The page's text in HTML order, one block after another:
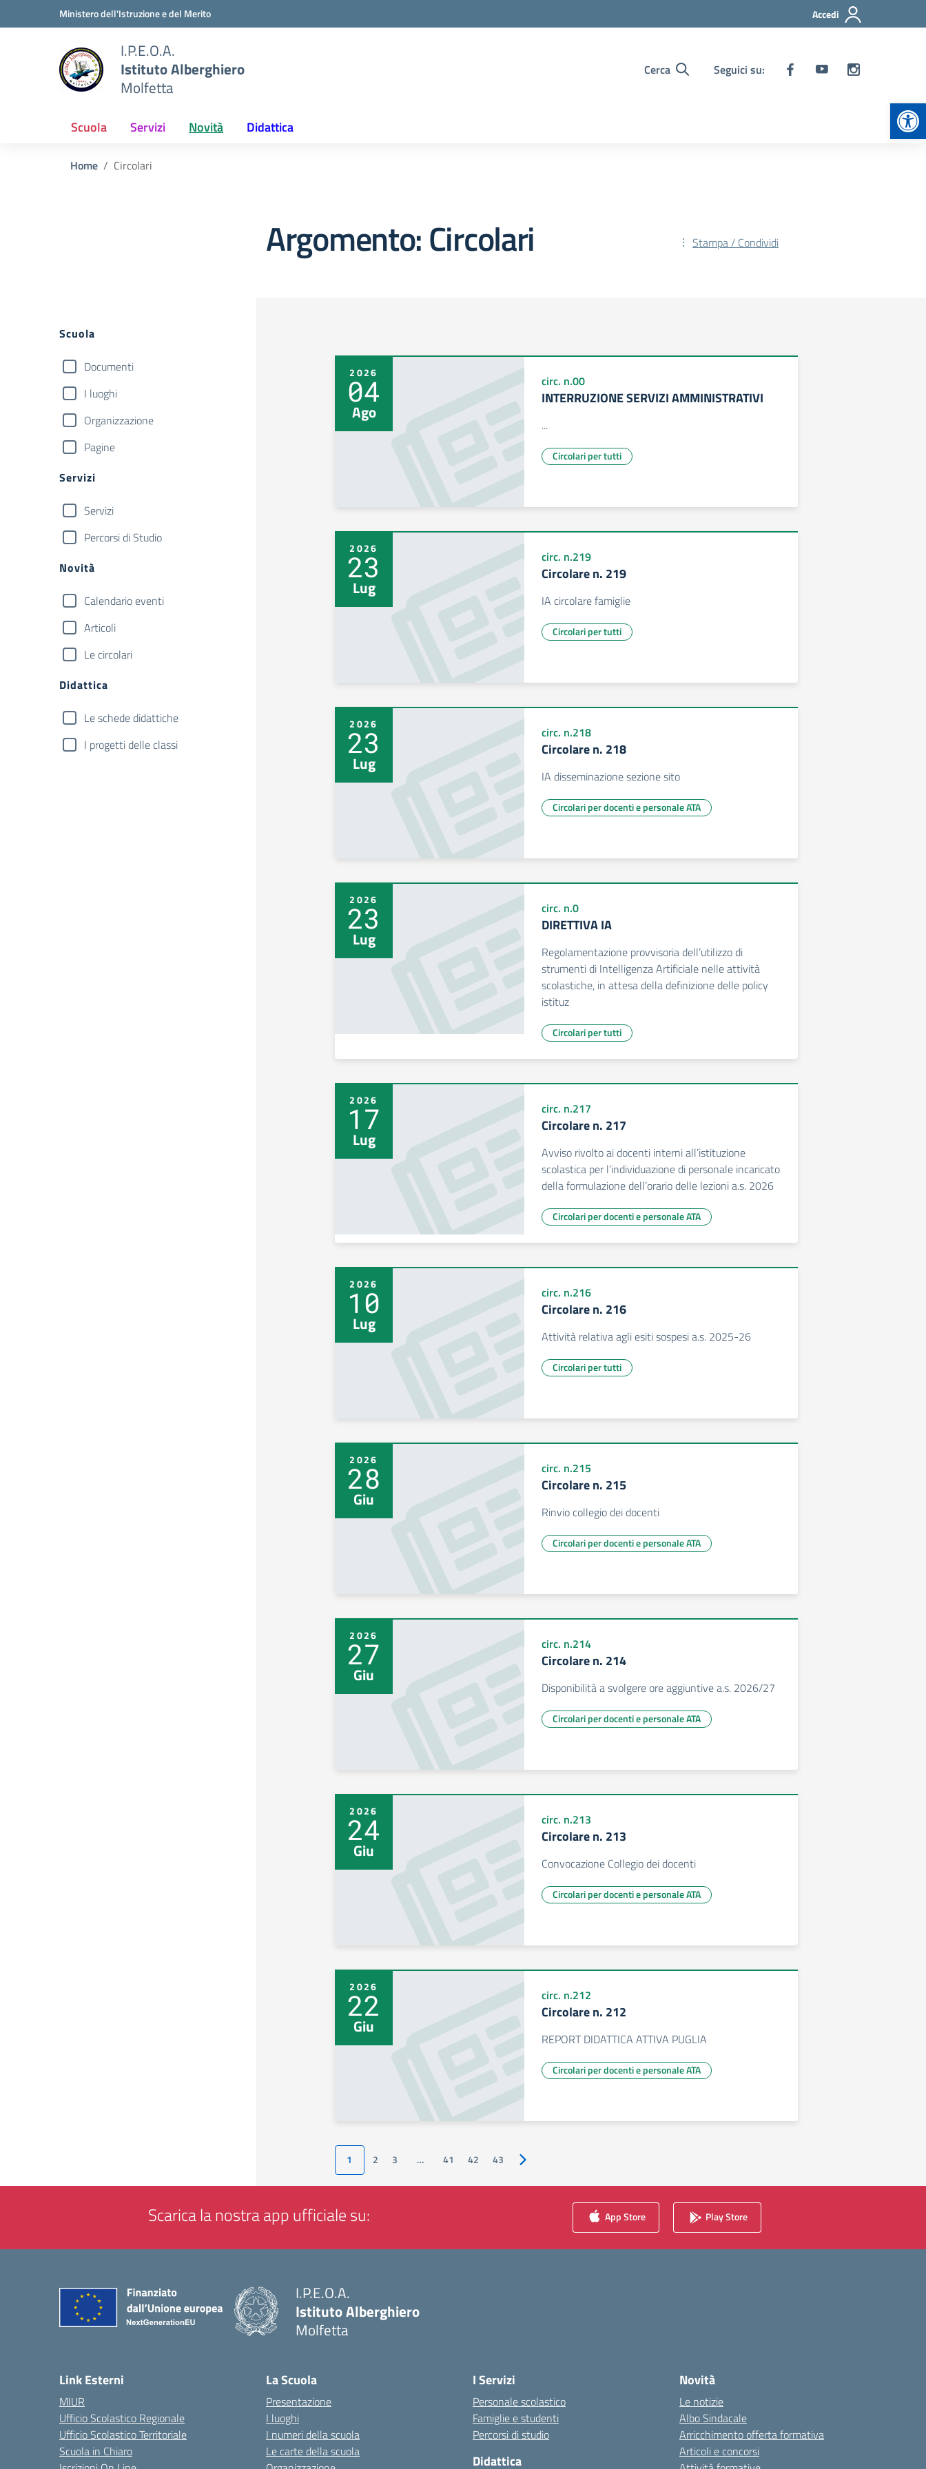
Vai ai contenuti
Vai al menu di navigazioneMinistero dell'Istruzione e del Merito Accedi
I.P.E.O.A.
Istituto Alberghiero
Molfetta
Cerca Seguici su:
Scuola Servizi Novità Didattica
Home Circolari
Argomento: Circolari Stampa / Condividi
Filtri
Scuola
Documenti
I luoghi
Organizzazione
Pagine
Servizi
Servizi
Percorsi di Studio
Novità
Calendario eventi
Articoli
Le circolari
Didattica
Le schede didattiche
I progetti delle classi
2026
04
Ago
circ. n.00
INTERRUZIONE SERVIZI AMMINISTRATIVI
...
Circolari per tutti
2026
23
Lug
circ. n.219
Circolare n. 219
IA circolare famiglie
Circolari per tutti
2026
23
Lug
circ. n.218
Circolare n. 218
IA disseminazione sezione sito
Circolari per docenti e personale ATA
2026
23
Lug
circ. n.0
DIRETTIVA IA
Regolamentazione provvisoria dell’utilizzo di
strumenti di Intelligenza Artificiale nelle attività
scolastiche, in attesa della definizione delle policy
istituz
Circolari per tutti
2026
17
Lug
circ. n.217
Circolare n. 217
Avviso rivolto ai docenti interni all’istituzione
scolastica per l’individuazione di personale incaricato
della formulazione dell’orario delle lezioni a.s. 2026
Circolari per docenti e personale ATA
2026
10
Lug
circ. n.216
Circolare n. 216
Attività relativa agli esiti sospesi a.s. 2025-26
Circolari per tutti
2026
28
Giu
circ. n.215
Circolare n. 215
Rinvio collegio dei docenti
Circolari per docenti e personale ATA
2026
27
Giu
circ. n.214
Circolare n. 214
Disponibilità a svolgere ore aggiuntive a.s. 2026/27
Circolari per docenti e personale ATA
2026
24
Giu
circ. n.213
Circolare n. 213
Convocazione Collegio dei docenti
Circolari per docenti e personale ATA
2026
22
Giu
circ. n.212
Circolare n. 212
REPORT DIDATTICA ATTIVA PUGLIA
Circolari per docenti e personale ATA
1 2 3 … 41 42 43 Pagina successiva
Scarica la nostra app ufficiale su: App Store Play Store
I.P.E.O.A.
Istituto Alberghiero
Molfetta
Link Esterni
MIUR
Ufficio Scolastico Regionale
Ufficio Scolastico Territoriale
Scuola in Chiaro
La Scuola
Presentazione
I luoghi
I numeri della scuola
Le carte della scuola
I Servizi
Personale scolastico
Famiglie e studenti
Percorsi di studio
Didattica
Novità
Le notizie
Albo Sindacale
Arricchimento offerta formativa
Articoli e concorsi